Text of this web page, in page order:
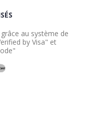
au système de
by Visa" et